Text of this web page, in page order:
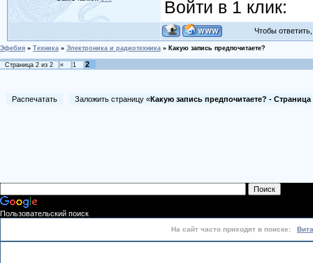
Войти в 1 клик:
Чтобы
Эфебия » Техника » Электроника и радиотехника » Какую запись предпочитаете?
Страница 2 из 2 « 1 2
Распечатать Заложить страницу «Какую запись предпочитаете? -
Пользовательский поиск
На сайт часто приходят в поиске: